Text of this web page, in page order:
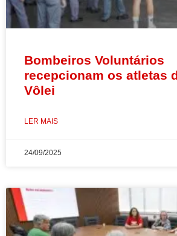
Bombeiros Voluntários
recepcionam os atletas
Vôlei
LER MAIS
24/09/2025